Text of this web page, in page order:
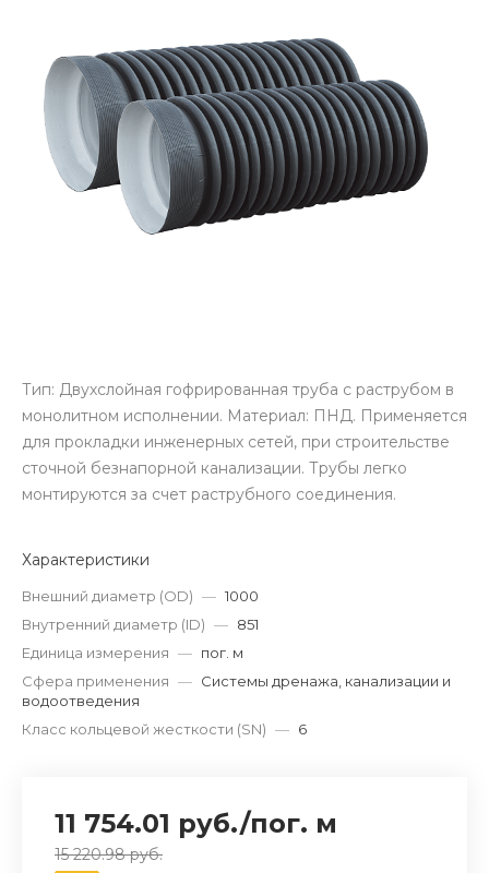
Тип: Двухслойная гофрированная труба с раструбом в
монолитном исполнении. Материал: ПНД. Применяется
для прокладки инженерных сетей, при строительстве
сточной безнапорной канализации. Трубы легко
монтируются за счет раструбного соединения.
Характеристики
Внешний диаметр (OD) — 1000
Внутренний диаметр (ID) — 851
Единица измерения — пог. м
Сфера применения — Системы дренажа, канализации и
водоотведения
Класс кольцевой жесткости (SN) — 6
11 754.01 руб./пог. м
15 220.98 руб.